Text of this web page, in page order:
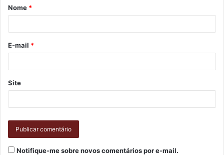
Nome *
E-mail *
Site
Notifique-me sobre novos comentários por e-mail.